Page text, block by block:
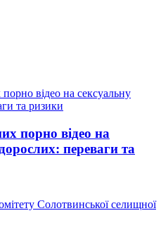
порно відео на
переваги та